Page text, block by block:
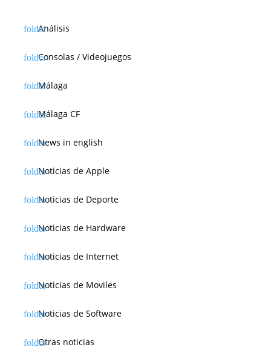
Análisis
Consolas / Videojuegos
Málaga
Málaga CF
News in english
Noticias de Apple
Noticias de Deporte
Noticias de Hardware
Noticias de Internet
Noticias de Moviles
Noticias de Software
Otras noticias